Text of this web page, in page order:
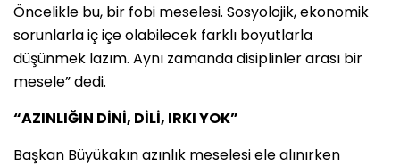
Öncelikle bu, bir fobi meselesi. Sosyolojik, ekonomik
sorunlarla iç içe olabilecek farklı boyutlarla
düşünmek lazım. Aynı zamanda disiplinler arası bir
mesele” dedi.
“AZINLIĞIN DİNİ, DİLİ, IRKI YOK”
Başkan Büyükakın azınlık meselesi ele alınırken